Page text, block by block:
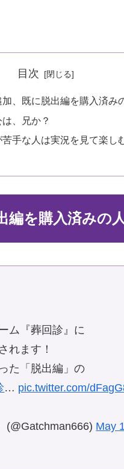
目次
加、既に脱出編を購入済み
、兄か？
手な人は実況を見て楽し
編を購入済みの
ム『葬回診』に
れます！
た「脱出編」の
… pic.twitter.com/
(@Gatchman666) May